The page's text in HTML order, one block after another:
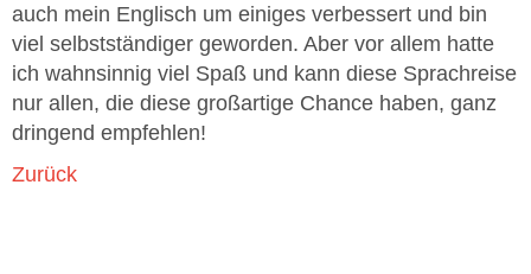
auch mein Englisch um einiges verbessert und bin
viel selbstständiger geworden. Aber vor allem hatte
ich wahnsinnig viel Spaß und kann diese Sprachreise
nur allen, die diese großartige Chance haben, ganz
dringend empfehlen!
Zurück